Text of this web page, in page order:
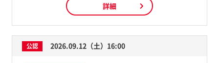
詳細
公認 2026.09.12（土）16:00